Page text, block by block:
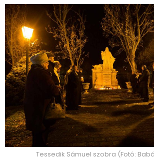
Tessedik Sámuel szobra (Fotó: